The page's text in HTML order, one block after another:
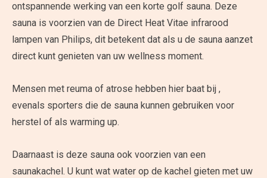
ontspannende werking van een korte golf sauna. Deze
sauna is voorzien van de Direct Heat Vitae infrarood
lampen van Philips, dit betekent dat als u de sauna aanzet
direct kunt genieten van uw wellness moment.
Mensen met reuma of atrose hebben hier baat bij ,
evenals sporters die de sauna kunnen gebruiken voor
herstel of als warming up.
Daarnaast is deze sauna ook voorzien van een
saunakachel. U kunt wat water op de kachel gieten met uw